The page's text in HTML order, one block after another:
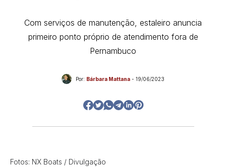
Com serviços de manutenção, estaleiro anuncia
primeiro ponto próprio de atendimento fora de
Pernambuco
Por: Bárbara Mattana - 19/06/2023
Fotos: NX Boats / Divulgação